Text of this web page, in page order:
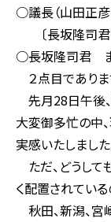
○議長（山田正
〔長坂隆司君
○長坂隆司君 ま
２点目であり
先月28日午後
大変御多忙の中
実感いたしました
ただ、どうして
く配置されてい
秋田、新潟、